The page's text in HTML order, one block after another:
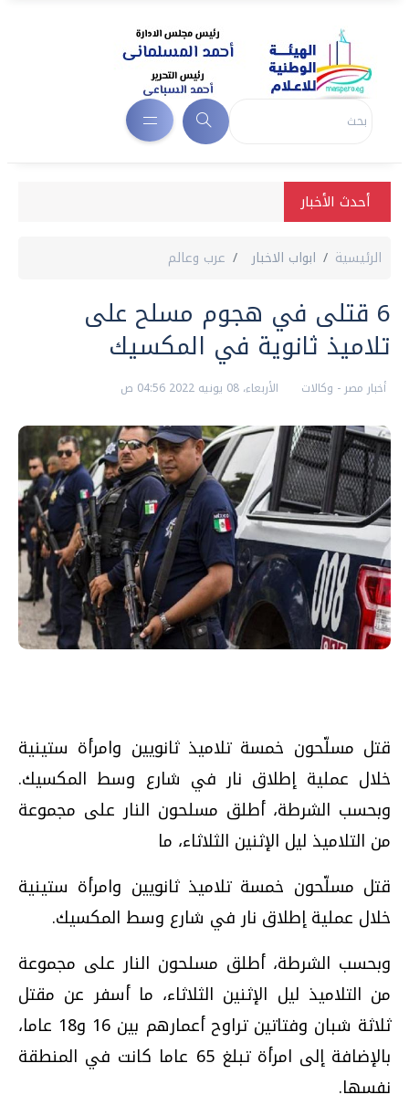
أحدث الأخبار
الرئيسية ابواب الاخبار عرب وعالم
6 قتلى في هجوم مسلح على
تلاميذ ثانوية في المكسيك
أخبار مصر - وكالات الأربعاء، 08 يونيه 2022 04:56 ص
قتل مسلّحون خمسة تلاميذ ثانويين وامرأة ستينية
خلال عملية إطلاق نار في شارع وسط المكسيك.
وبحسب الشرطة، أطلق مسلحون النار على مجموعة
من التلاميذ ليل الإثنين الثلاثاء، ما
قتل مسلّحون خمسة تلاميذ ثانويين وامرأة ستينية
خلال عملية إطلاق نار في شارع وسط المكسيك.
وبحسب الشرطة، أطلق مسلحون النار على مجموعة
من التلاميذ ليل الإثنين الثلاثاء، ما أسفر عن مقتل
ثلاثة شبان وفتاتين تراوح أعمارهم بين 16 و18 عاما،
بالإضافة إلى امرأة تبلغ 65 عاما كانت في المنطقة
نفسها.